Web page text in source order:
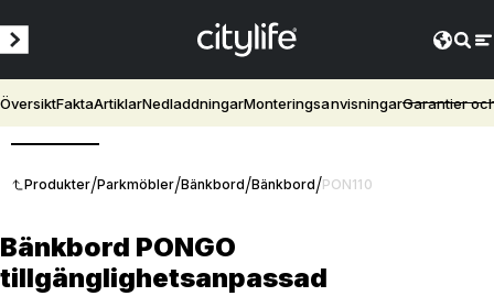
ÖversiktFaktaArtiklarNedladdningarMonteringsanvisningarGarantier
Produkter/Parkmöbler/Bänkbord/Bänkbord/PON110
Bänkbord PONGO
tillgänglighetsanpassad